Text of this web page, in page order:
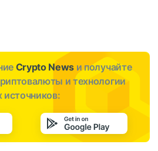
Crypto News и получайте
и технологии
источников: